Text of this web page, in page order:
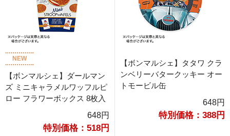
NEW
【ボンマルシェ】ダールマン
ズ ミニキャラメルワッフルピ
ロー フラワーボックス 8枚入
648円
特別価格：518円
【ボンマルシェ】タタワ クラ
ンベリーバタークッキー オー
トモービル缶
648円
特別価格：388円